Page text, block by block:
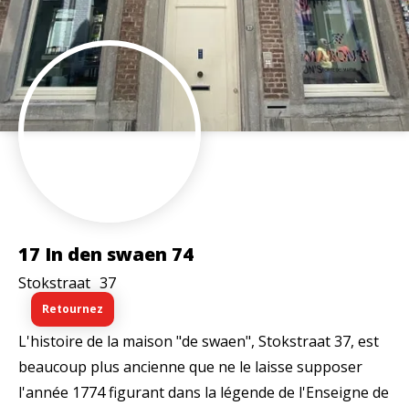
17 In den swaen 74
Stokstraat 37
Retournez
L'histoire de la maison "de swaen", Stokstraat 37, est
beaucoup plus ancienne que ne le laisse supposer
l'année 1774 figurant dans la légende de l'Enseigne de